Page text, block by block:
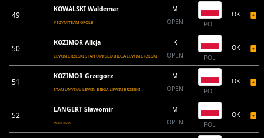
49
KOWALSKI Waldemar
#SZYMITEAM OPOLE
M
OPEN
POL
OK
50
KOZIMOR Alicja
LEWIN BRZESKI STAN UMYSLU BIEGA LEWIN BRZESKI
K
OPEN
POL
OK
51
KOZIMOR Grzegorz
STAN UMYSŁU LEWIN BIEGA LEWIN BRZESKI
M
OPEN
POL
OK
52
LANGERT Sławomir
PRUDNIK
M
OPEN
POL
OK